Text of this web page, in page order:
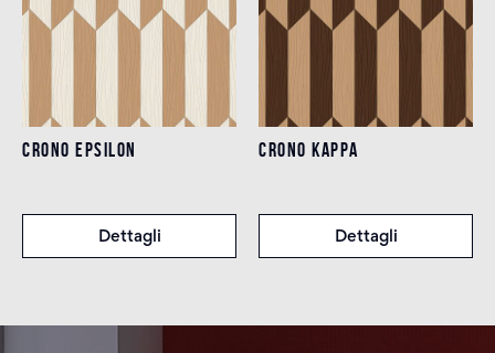
CRONO EPSILON
Dettagli
CRONO KAPPA
Dettagli